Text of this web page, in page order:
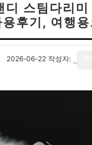
디 스팀다리
용후기, 여행
2026-06-22 작성자: